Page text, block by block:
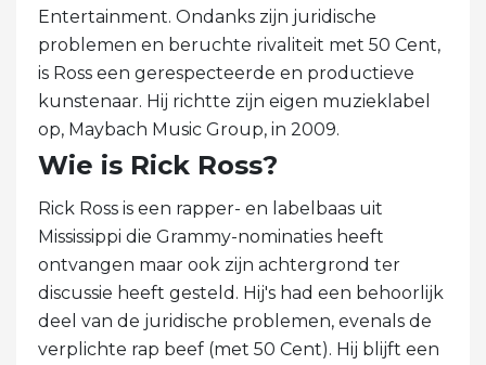
Entertainment. Ondanks zijn juridische
problemen en beruchte rivaliteit met 50 Cent,
is Ross een gerespecteerde en productieve
kunstenaar. Hij richtte zijn eigen muzieklabel
op, Maybach Music Group, in 2009.
Wie is Rick Ross?
Rick Ross is een rapper- en labelbaas uit
Mississippi die Grammy-nominaties heeft
ontvangen maar ook zijn achtergrond ter
discussie heeft gesteld. Hij's had een behoorlijk
deel van de juridische problemen, evenals de
verplichte rap beef (met 50 Cent). Hij blijft een